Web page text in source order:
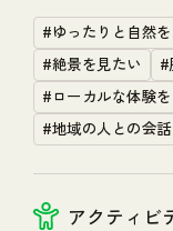
MEMBERS
NEWS
FAQ & CONTACT 関
#ゆったりと自然
#絶景を見たい
#
#ローカルな体験
#地域の人との会
アクティビ